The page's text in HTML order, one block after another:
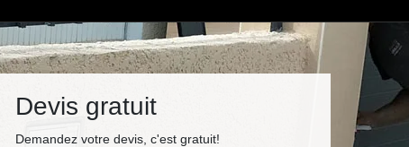
Devis gratuit
Demandez votre devis, c'est gratuit!